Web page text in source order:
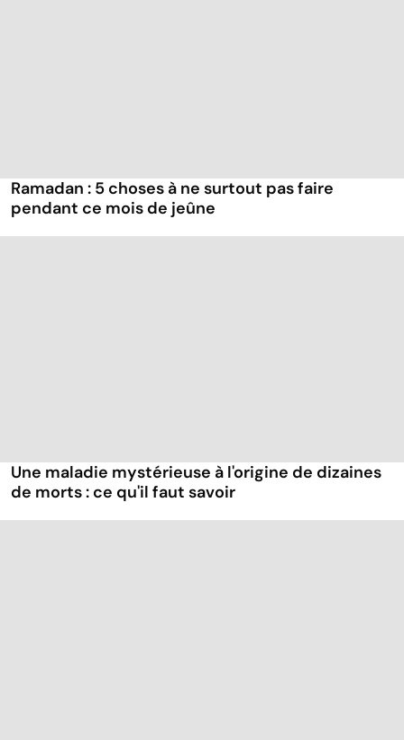
Ramadan : 5 choses à ne surtout pas faire
pendant ce mois de jeûne
Une maladie mystérieuse à l'origine de dizaines
de morts : ce qu'il faut savoir